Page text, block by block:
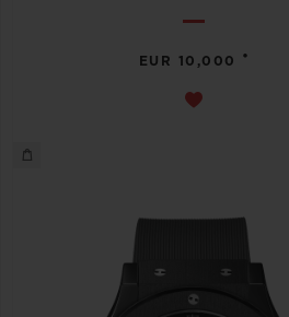
EUR 10,000 •